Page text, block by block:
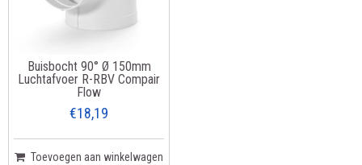
Buisbocht 90° Ø 150mm
Luchtafvoer R-RBV Compair
Flow
€18,19
Toevoegen aan winkelwagen